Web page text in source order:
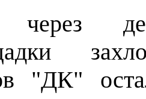
через
"ДК"